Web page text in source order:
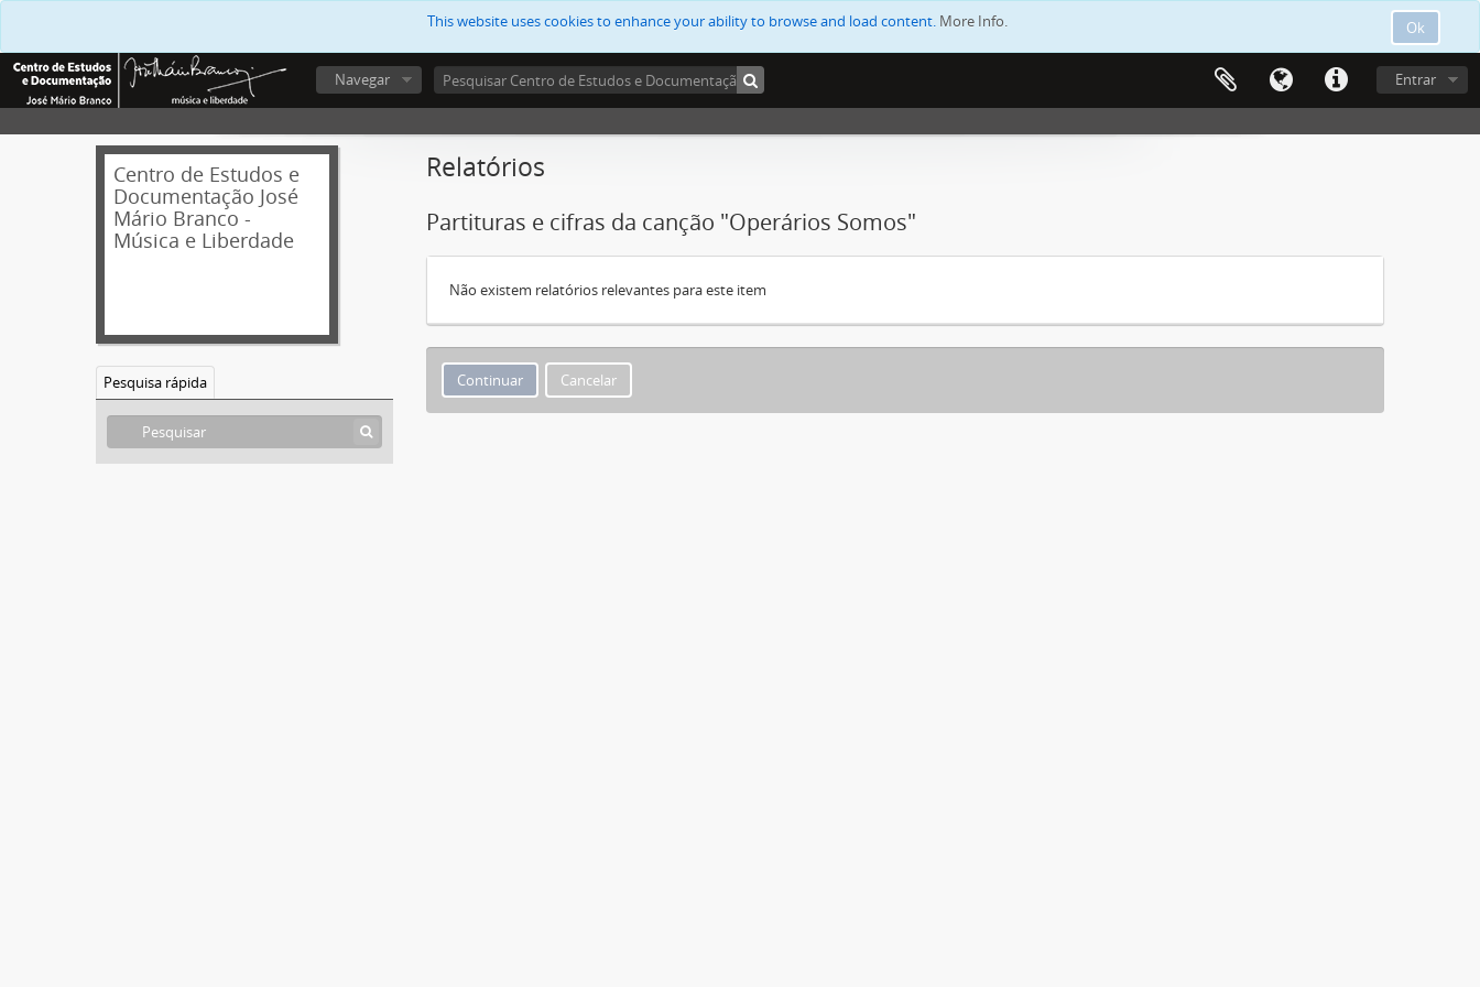
Ok
This website uses cookies to enhance your ability to browse and load content. More Info.
Entrar
Navegar
Centro de Estudos e
Documentação José
Mário Branco -
Música e Liberdade
Pesquisa rápida
Relatórios
Partituras e cifras da canção "Operários Somos"
Não existem relatórios relevantes para este item
Cancelar